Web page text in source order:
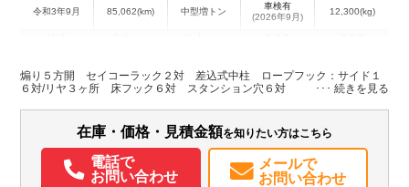
令和3年9月 85,062(km) 中型増トン
車検有
(2026年9月)
12,300(kg)
京都府
W:2,335
H:400
W:2,470
H:2,640
無
装備情報
煽り５方開 セイコーラック２対 差込式中柱 ロープフック：サイド１
６対/リヤ３ヶ所 床フック６対 スタンション穴６対
在庫・価格・見積金額を知りたい方はこちら
電話で
お問い合わせ
メールで
お問い合わせ